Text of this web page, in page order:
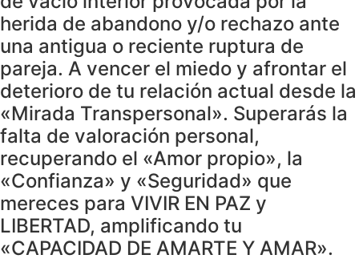
herida de abandono y/o rechazo ante
una antigua o reciente ruptura de
pareja. A vencer el miedo y afrontar el
deterioro de tu relación actual desde la
«Mirada Transpersonal». Superarás la
falta de valoración personal,
recuperando el «Amor propio», la
«Confianza» y «Seguridad» que
mereces para VIVIR EN PAZ y
LIBERTAD, amplificando tu
«CAPACIDAD DE AMARTE Y AMAR».